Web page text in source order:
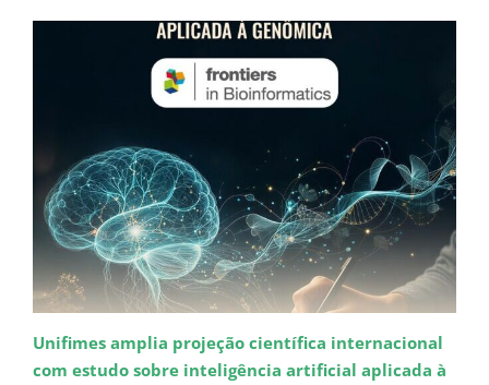
Unifimes amplia projeção científica internacional
com estudo sobre inteligência artificial aplicada à